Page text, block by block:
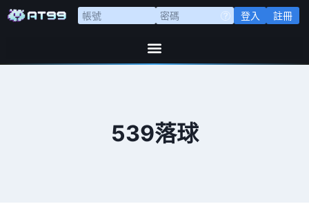
登入 註冊
539落球